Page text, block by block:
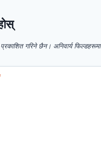
प्रकाशित गरिने छैन। अनिवार्य फिल्डहरूमा